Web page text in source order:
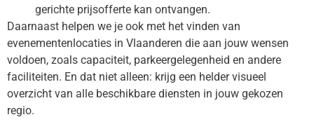
gerichte prijsofferte kan ontvangen.
Daarnaast helpen we je ook met het vinden van
evenementenlocaties in Vlaanderen die aan jouw wensen
voldoen, zoals capaciteit, parkeergelegenheid en andere
faciliteiten. En dat niet alleen: krijg een helder visueel
overzicht van alle beschikbare diensten in jouw gekozen
regio.